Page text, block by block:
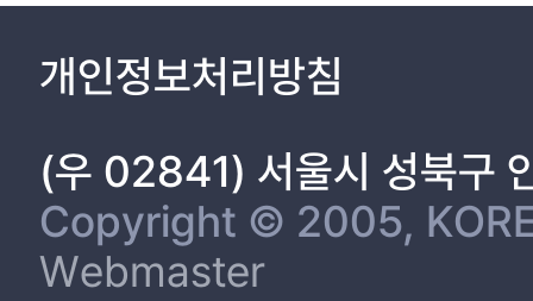
개인정보처리방침
(우 02841) 서울시 성북구
Copyright © 2005,
Webmaster